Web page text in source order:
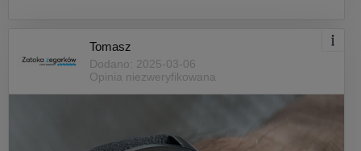
Tomasz
Dodano: 2025-03-06
Opinia niezweryfikowana